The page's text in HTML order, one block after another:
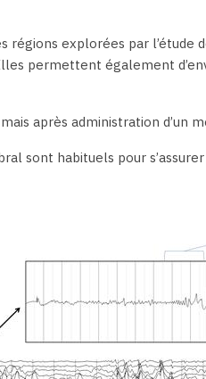
explorées par l’étude
permettent également
après administration d’un
sont habituels pour